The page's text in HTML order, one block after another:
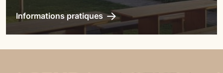
Informations pratiques